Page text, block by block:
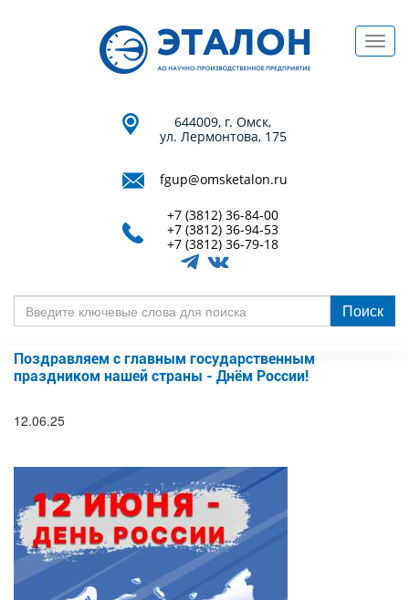
644009, г. Омск,
ул. Лермонтова, 175
fgup@omsketalon.ru
+7 (3812) 36-84-00
+7 (3812) 36-94-53
+7 (3812) 36-79-18
ключевые
слова
Поиск
Поздравляем с главным государственным
праздником нашей страны - Днём России!
12.06.25